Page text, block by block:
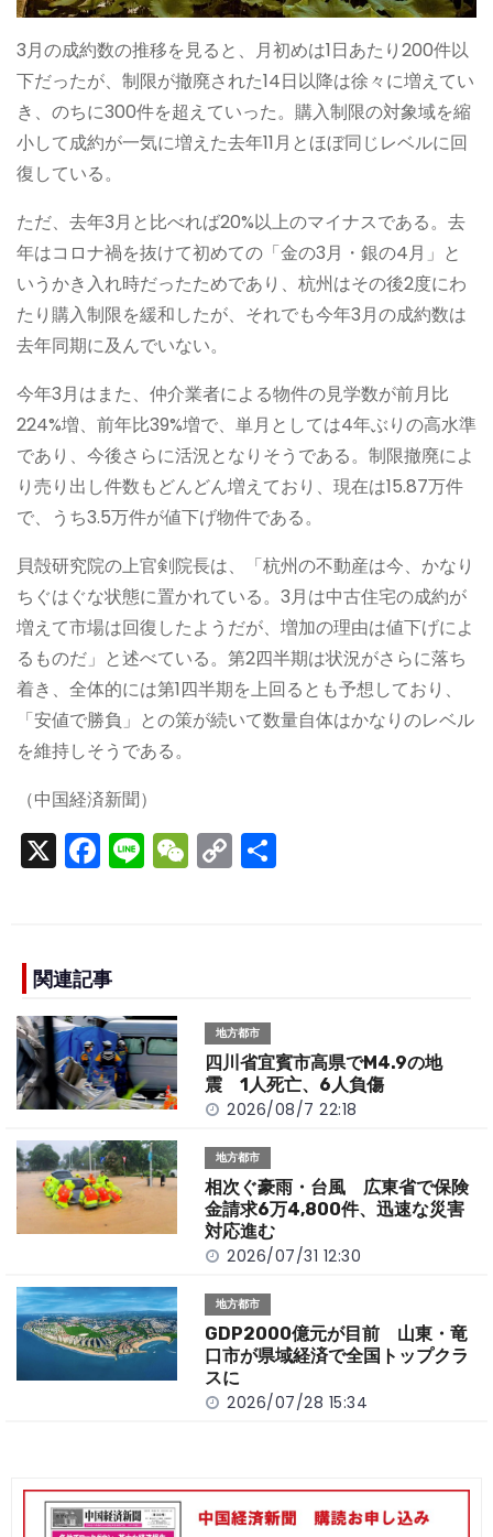
3月の成約数の推移を見ると、月初めは1日あたり200件以
下だったが、制限が撤廃された14日以降は徐々に増えてい
き、のちに300件を超えていった。購入制限の対象域を縮
小して成約が一気に増えた去年11月とほぼ同じレベルに回
復している。
ただ、去年3月と比べれば20%以上のマイナスである。去
年はコロナ禍を抜けて初めての「金の3月・銀の4月」と
いうかき入れ時だったためであり、杭州はその後2度にわ
たり購入制限を緩和したが、それでも今年3月の成約数は
去年同期に及んでいない。
今年3月はまた、仲介業者による物件の見学数が前月比
224%増、前年比39%増で、単月としては4年ぶりの高水準
であり、今後さらに活況となりそうである。制限撤廃によ
り売り出し件数もどんどん増えており、現在は15.87万件
で、うち3.5万件が値下げ物件である。
貝殻研究院の上官剣院長は、「杭州の不動産は今、かなり
ちぐはぐな状態に置かれている。3月は中古住宅の成約が
増えて市場は回復したようだが、増加の理由は値下げによ
るものだ」と述べている。第2四半期は状況がさらに落ち
着き、全体的には第1四半期を上回るとも予想しており、
「安値で勝負」との策が続いて数量自体はかなりのレベル
を維持しそうである。
（中国経済新聞）
X F
a
e
b
o
o
k
Li
n
W
e
C
o
n
k
関連記事
地方都市
四川省宜賓市高県でM4.9の地
震 1人死亡、6人負傷
2026/08/7 22:18
地方都市
相次ぐ豪雨・台風 広東省で保険
金請求6万4,800件、迅速な災害
対応進む
2026/07/31 12:30
地方都市
GDP2000億元が目前 山東・竜
口市が県域経済で全国トップクラ
スに
2026/07/28 15:34